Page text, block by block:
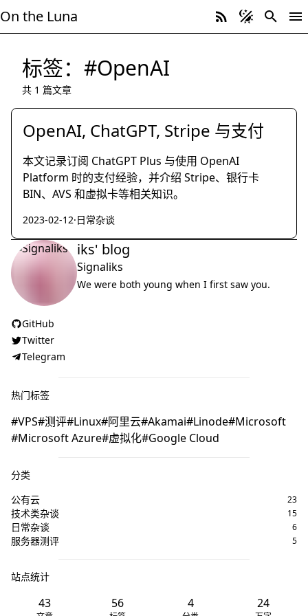
On the Luna
标签：#OpenAI
共 1 篇文章
OpenAI, ChatGPT, Stripe 与支付
本文记录订阅 ChatGPT Plus 与使用 OpenAI
Platform 时的支付经验，并介绍 Stripe、银行卡
BIN、AVS 和虚拟卡等相关知识。
2023-02-12·日常杂谈
iks' blog
Signaliks
We were both young when I first saw you.
GitHub
Twitter
Telegram
热门标签
VPS 测评 Linux 阿里云 Akamai Linode Microsoft
Microsoft Azure 虚拟化 Google Cloud
分类
公有云
23
技术类杂谈 15
日常杂谈 6
服务器测评 5
站点统计
43 56 4 24